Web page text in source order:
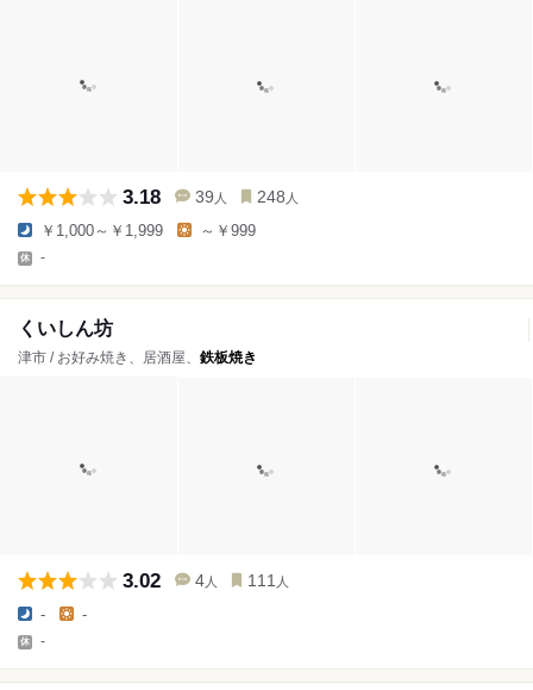
3.18 39 人 248 人
￥1,000～￥1,999 ～￥999
-
くいしん坊
津市 / お好み焼き、居酒屋、 鉄板焼き
3.02 4 人 111 人
- -
-